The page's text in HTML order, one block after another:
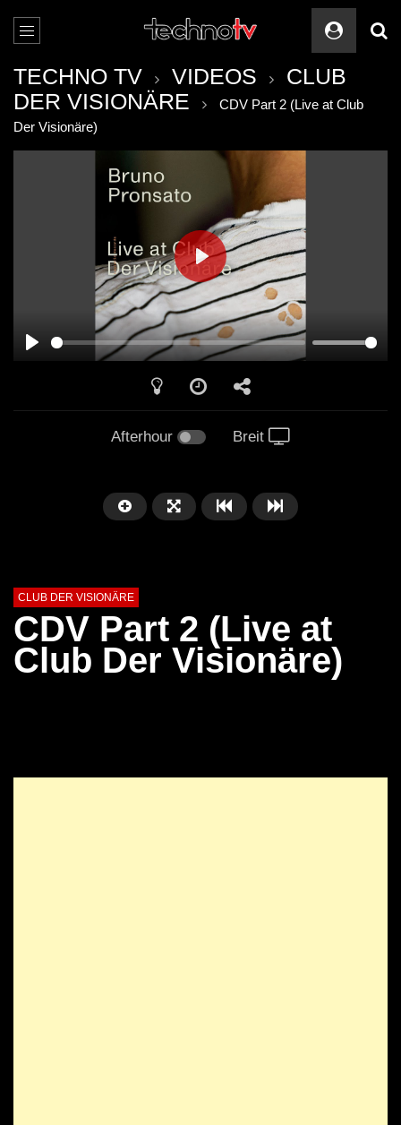
TECHNO TV VIDEOS
CLUB
DER VISIONÄRE
CDV Part 2 (Live at Club
Der Visionäre)
PLAY
Afterhour Breit
CLUB DER VISIONÄRE
CDV Part 2 (Live at
Club Der Visionäre)